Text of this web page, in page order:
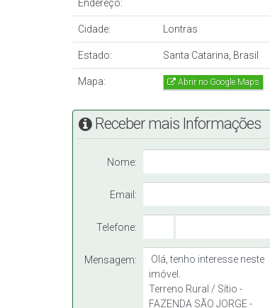
Endereço:
Cidade: Lontras
Estado: Santa Catarina, Brasil
Mapa: Abrir no Google Maps
Receber mais Informações
Nome:
Email:
Telefone:
Mensagem: